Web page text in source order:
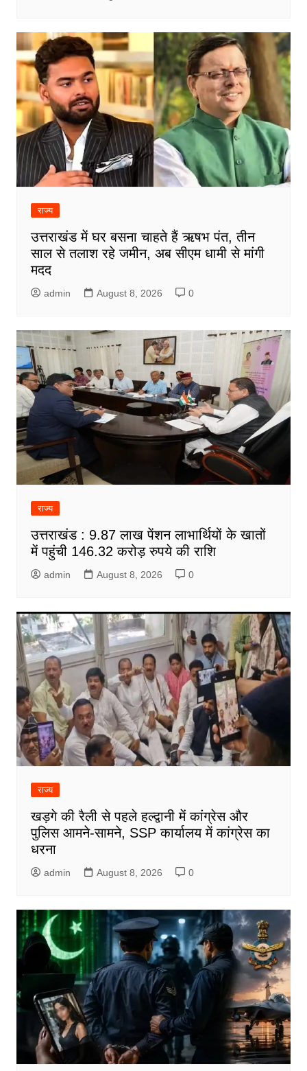
राज्य
उत्तराखंड में घर बसना चाहते हैं ऋषभ पंत, तीन
साल से तलाश रहे जमीन, अब सीएम धामी से मांगी
मदद
admin August 8, 2026 0
राज्य
उत्तराखंड : 9.87 लाख पेंशन लाभार्थियों के खातों
में पहुंची 146.32 करोड़ रुपये की राशि
admin August 8, 2026 0
राज्य
खड़गे की रैली से पहले हल्द्वानी में कांग्रेस और
पुलिस आमने-सामने, SSP कार्यालय में कांग्रेस का
धरना
admin August 8, 2026 0